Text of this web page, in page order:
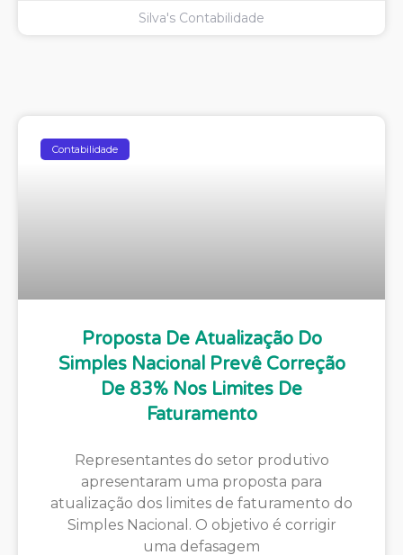
Silva's Contabilidade
Contabilidade
Proposta De Atualização Do
Simples Nacional Prevê Correção
De 83% Nos Limites De
Faturamento
Representantes do setor produtivo
apresentaram uma proposta para
atualização dos limites de faturamento do
Simples Nacional. O objetivo é corrigir
uma defasagem